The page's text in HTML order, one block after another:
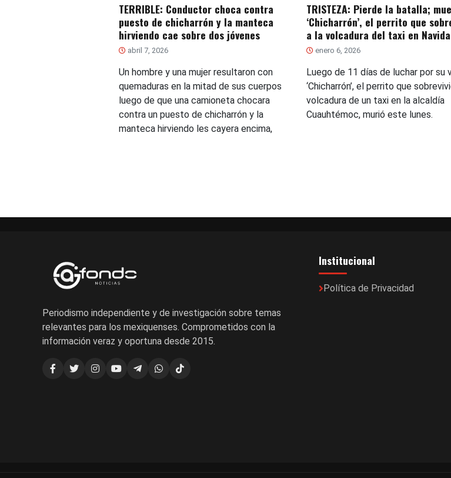
TERRIBLE: Conductor choca contra
puesto de chicharrón y la manteca
hirviendo cae sobre dos jóvenes
abril 7, 2026
Un hombre y una mujer resultaron con
quemaduras en la mitad de sus cuerpos
luego de que una camioneta chocara
contra un puesto de chicharrón y la
manteca hirviendo les cayera encima,
TRISTEZA: Pierde la batalla;
‘Chicharrón’, el perrito que
a la volcadura del taxi en
enero 6, 2026
Luego de 11 días de luchar por su
‘Chicharrón’, el perrito que
volcadura de un taxi en la alcaldía
Cuauhtémoc, murió este lunes.
Periodismo independiente y de investigación sobre temas
relevantes para los mexiquenses. Comprometidos con la
información veraz y oportuna desde 2015.
Institucional
Política de Privacidad